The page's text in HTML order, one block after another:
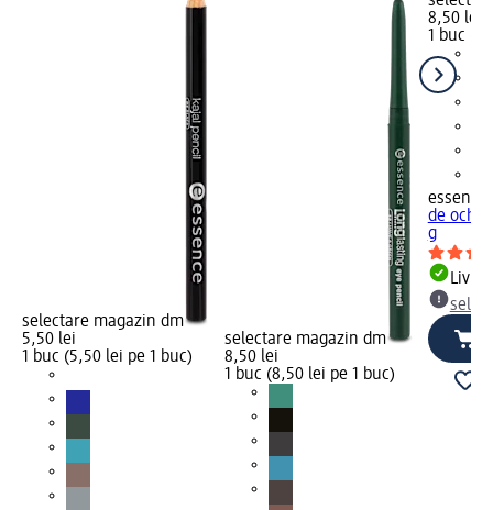
selectare magazin dm
5,50 lei
1 buc (5,50 lei pe 1 buc)
selectare magazin dm
8,50 lei
1 buc (8,50 lei pe 1 buc)
8,50 lei
1 buc
essence
de ochi
g